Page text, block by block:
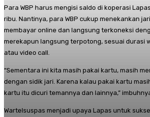
Para WBP harus mengisi saldo di koperasi
ribu. Nantinya, para WBP cukup menekankan
membayar online dan langsung terkoneksi
merekapun langsung terpotong, sesuai durasi
atau video call.
“Sementara ini kita masih pakai kartu, masih
dengan sidik jari. Karena kalau pakai kartu
kartu itu dicuri temannya dan lainnya,”
Wartelsuspas menjadi upaya Lapas untuk